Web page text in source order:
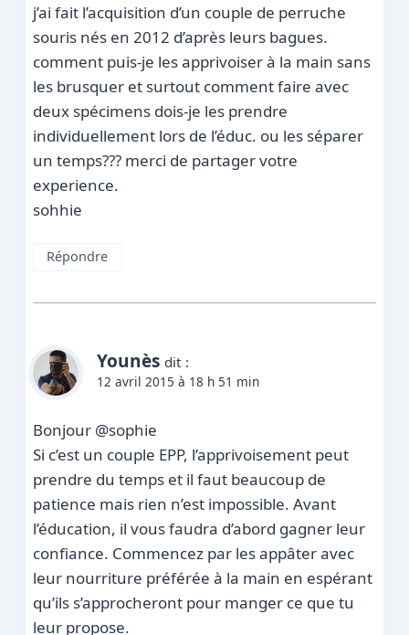
j’ai fait l’acquisition d’un couple de perruche
souris nés en 2012 d’après leurs bagues.
comment puis-je les apprivoiser à la main sans
les brusquer et surtout comment faire avec
deux spécimens dois-je les prendre
individuellement lors de l’éduc. ou les séparer
un temps??? merci de partager votre
experience.
sohhie
Répondre
Younès dit :
12 avril 2015 à 18 h 51 min
Bonjour @sophie
Si c’est un couple EPP, l’apprivoisement peut
prendre du temps et il faut beaucoup de
patience mais rien n’est impossible. Avant
l’éducation, il vous faudra d’abord gagner leur
confiance. Commencez par les appâter avec
leur nourriture préférée à la main en espérant
qu’ils s’approcheront pour manger ce que tu
leur propose.